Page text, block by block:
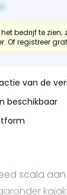
bedrijf te zien;
Of registreer
van de
beschikbaar
scala